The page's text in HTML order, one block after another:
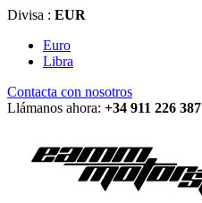
Divisa : EUR
Euro
Libra
Contacta con nosotros
Llámanos ahora: +34 911 226 387